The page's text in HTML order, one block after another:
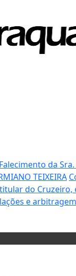
da Sra.
TEIXEIRA
titular do
e arbitragem